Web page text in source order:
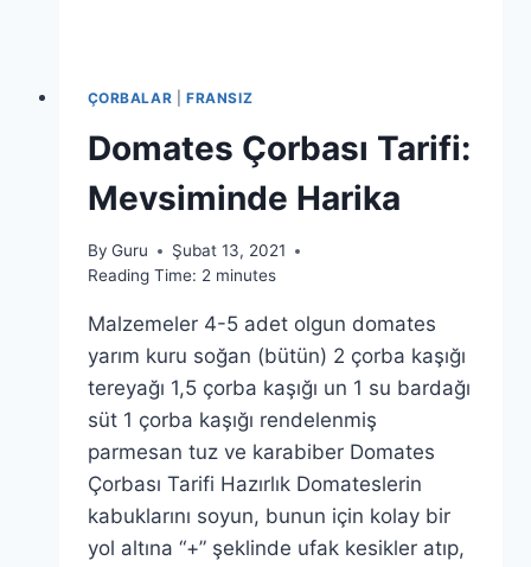
ÇORBALAR |FRANSIZ
Domates Çorbası Tarifi:
Mevsiminde Harika
By Guru
Şubat 13, 2021
Reading Time: 2 minutes
Malzemeler 4-5 adet olgun domates
yarım kuru soğan (bütün) 2 çorba kaşığı
tereyağı 1,5 çorba kaşığı un 1 su bardağı
süt 1 çorba kaşığı rendelenmiş
parmesan tuz ve karabiber Domates
Çorbası Tarifi Hazırlık Domateslerin
kabuklarını soyun, bunun için kolay bir
yol altına “+” şeklinde ufak kesikler atıp,